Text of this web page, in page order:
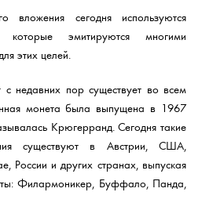
сегодня используются
которые эмитируются многими
этих целей.
недавних пор существует во всем
монета была выпущена в 1967
Крюгерранд. Сегодня такие
существуют в Австрии, США,
России и других странах, выпуская
Филармоникер, Буффало, Панда,